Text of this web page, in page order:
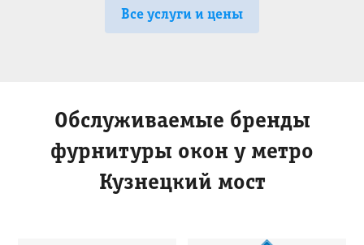
Все услуги и цены
Обслуживаемые бренды
фурнитуры окон у метро
Кузнецкий мост